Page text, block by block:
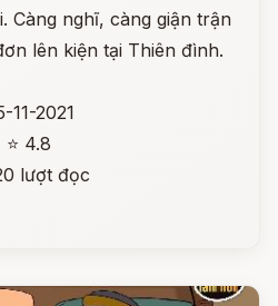
Càng nghĩ, càng giận trận
lên kiện tại Thiên đình.
11-2021
⭐ 4.8
lượt đọc